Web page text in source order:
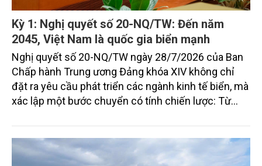
Kỳ 1: Nghị quyết số 20-NQ/TW: Đến năm
2045, Việt Nam là quốc gia biển mạnh
Nghị quyết số 20-NQ/TW ngày 28/7/2026 của Ban
Chấp hành Trung ương Đảng khóa XIV không chỉ
đặt ra yêu cầu phát triển các ngành kinh tế biển, mà
xác lập một bước chuyển có tính chiến lược: Từ
"phát triển kinh tế ven biển" sang "xây dựng quốc
gia biển mạnh". Trong bước chuyển ấy, ngành Nông
nghiệp và Môi trường giữ vai trò đặc biệt quan trọng,